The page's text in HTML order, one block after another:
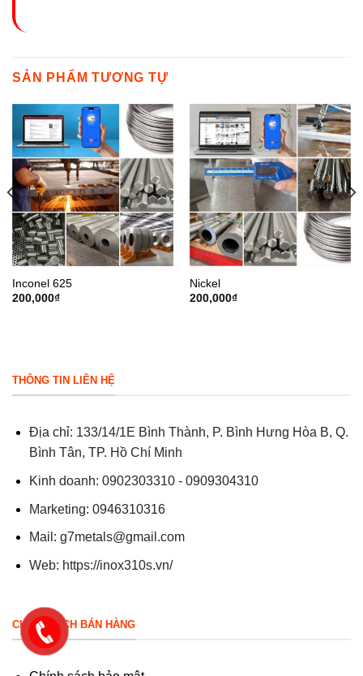
SẢN PHẨM TƯƠNG TỰ
Inconel 625
200,000₫
Nickel
200,000₫
THÔNG TIN LIÊN HỆ
Địa chỉ: 133/14/1E Bình Thành, P. Bình Hưng Hòa B, Q.
Bình Tân, TP. Hồ Chí Minh
Kinh doanh: 0902303310 - 0909304310
Marketing: 0946310316
Mail: g7metals@gmail.com
Web: https://inox310s.vn/
CHÍNH SÁCH BÁN HÀNG